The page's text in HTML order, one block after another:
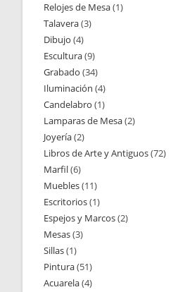
productos
Relojes de Mesa 11
Talavera 33
Dibujo 44
productos
Escultura 99
productos
Grabado 3434
productos
Iluminación 44
productos
Candelabro 11
producto
Lamparas de Mesa 22
Joyería 22
productos
Libros de Arte y Antiguos 7272
Marfil 66
productos
Muebles 1111
productos
Escritorios 11
producto
Espejos y Marcos 22
Mesas 33
Sillas 11
producto
Pintura 5151
productos
Acuarela 44